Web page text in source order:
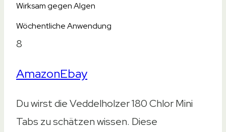
Wirksam gegen Algen
Wöchentliche Anwendung
8
AmazonEbay
Du wirst die Veddelholzer 180 Chlor Mini
Tabs zu schätzen wissen. Diese